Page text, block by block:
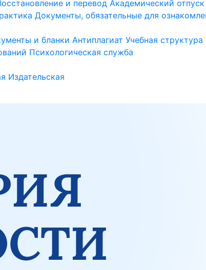
и перевод Академический отпуск
Документы, обязательные для
и бланки Антиплагиат Учебная структура
Психологическая служба
Издательская